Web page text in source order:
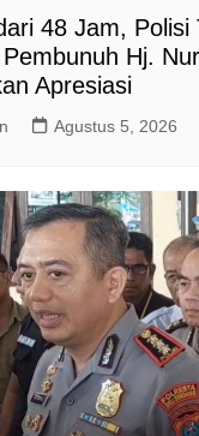
48 Jam, Polisi
Hj.
Apresiasi
Agustus 5, 2026